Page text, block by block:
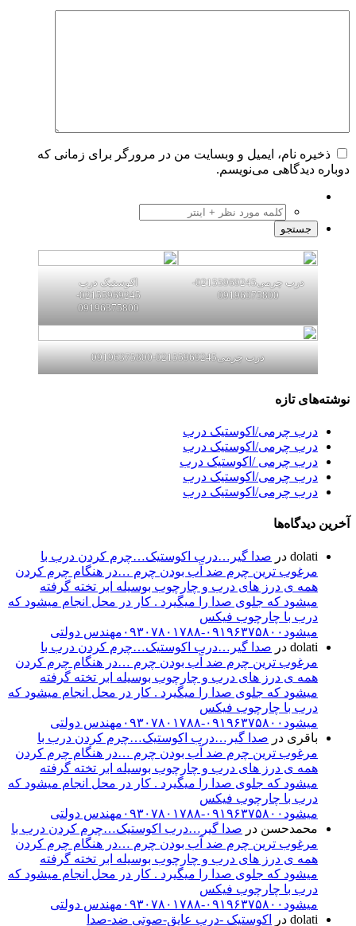
ذخیره نام، ایمیل و وبسایت من در مرورگر برای زمانی که
دوباره دیدگاهی می‌نویسم.
درب چرمی02155969245-
09196375800
اکوستیک درب
02155969245-
09196375800
درب چرمی02155969245-09196375800
نوشته‌های تازه
درب چرمی/اکوستیک درب
درب چرمی/اکوستیک درب
درب چرمی /اکوستیک درب
درب چرمی/اکوستیک درب
درب چرمی/اکوستیک درب
آخرین دیدگاه‌ها
dolati در صدا گیر…درب اکوستیک…چرم کردن درب با
مرغوب ترین چرم ضد آب بودن چرم …در هنگام چرم کردن
همه ی درز های درب و چارچوب بوسیله ابر تخته گرفته
میشود که جلوی صدا را میگیرد . کار در محل انجام میشود که
درب با چارچوب فیکس
میشود۰۹۱۹۶۳۷۵۸۰۰-۰۹۳۰۷۸۰۱۷۸۸مهندس دولتی
dolati در صدا گیر…درب اکوستیک…چرم کردن درب با
مرغوب ترین چرم ضد آب بودن چرم …در هنگام چرم کردن
همه ی درز های درب و چارچوب بوسیله ابر تخته گرفته
میشود که جلوی صدا را میگیرد . کار در محل انجام میشود که
درب با چارچوب فیکس
میشود۰۹۱۹۶۳۷۵۸۰۰-۰۹۳۰۷۸۰۱۷۸۸مهندس دولتی
باقری در صدا گیر…درب اکوستیک…چرم کردن درب با
مرغوب ترین چرم ضد آب بودن چرم …در هنگام چرم کردن
همه ی درز های درب و چارچوب بوسیله ابر تخته گرفته
میشود که جلوی صدا را میگیرد . کار در محل انجام میشود که
درب با چارچوب فیکس
میشود۰۹۱۹۶۳۷۵۸۰۰-۰۹۳۰۷۸۰۱۷۸۸مهندس دولتی
محمدحسن در صدا گیر…درب اکوستیک…چرم کردن درب با
مرغوب ترین چرم ضد آب بودن چرم …در هنگام چرم کردن
همه ی درز های درب و چارچوب بوسیله ابر تخته گرفته
میشود که جلوی صدا را میگیرد . کار در محل انجام میشود که
درب با چارچوب فیکس
میشود۰۹۱۹۶۳۷۵۸۰۰-۰۹۳۰۷۸۰۱۷۸۸مهندس دولتی
dolati در اکوستیک -درب عایق-صوتی ضد-صدا